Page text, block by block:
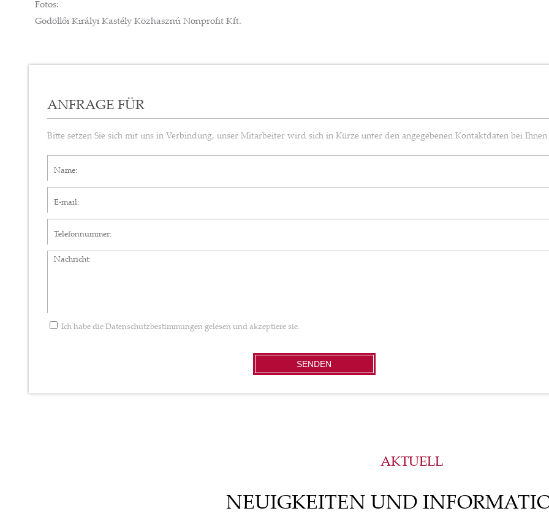
Fotos:
Gödöllői Királyi Kastély Közhasznú Nonprofit Kft.
ANFRAGE FÜR
Bitte setzen Sie sich mit uns in Verbindung, unser Mitarbeiter wird sich in Kürze unter den angegebenen Kontaktdaten bei Ihnen
Nachricht
Ich habe die Datenschutzbestimmungen gelesen und akzeptiere sie.
SENDEN
AKTUELL
NEUIGKEITEN UND